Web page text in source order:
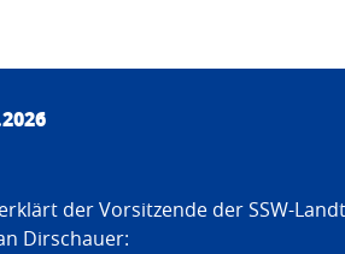
der Vorsitzende der SSW-
Dirschauer: